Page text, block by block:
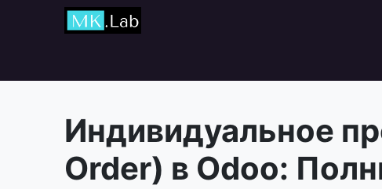
Индивидуальное
Order) в Odoo: